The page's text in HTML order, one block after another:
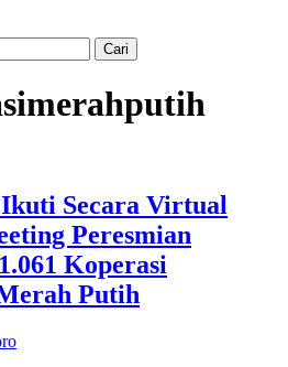
Secara Virtual
Peresmian
Koperasi
Putih